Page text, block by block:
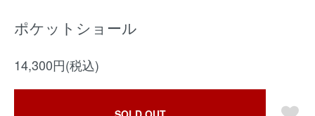
ポケットショール
14,300円(税込)